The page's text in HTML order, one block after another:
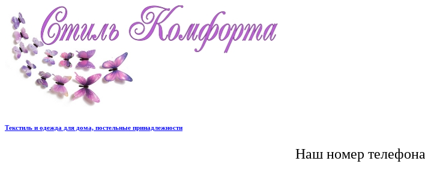
Текстиль и одежда для дома, постельные принадлежности
Наш номер телефона